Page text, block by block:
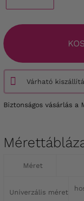
Várható
Biztonságos vásárlás a
Méret
Univerzális méret